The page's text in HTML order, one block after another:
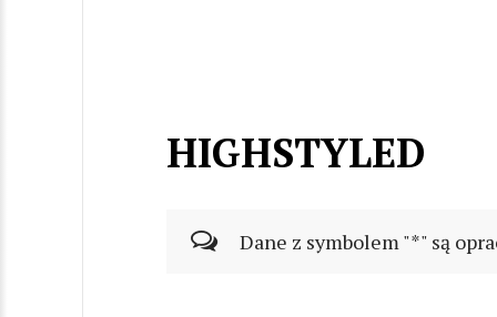
HIGHSTYLED
Dane z symbolem "*" są